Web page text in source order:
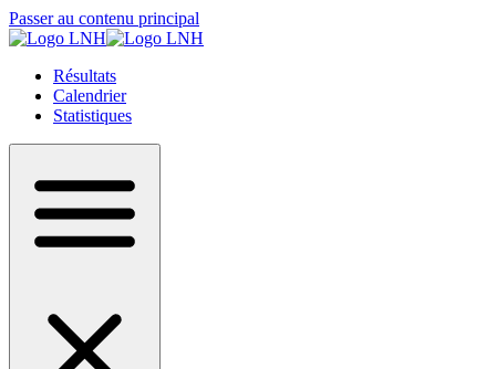
Passer au contenu principal
Résultats
Calendrier
Statistiques